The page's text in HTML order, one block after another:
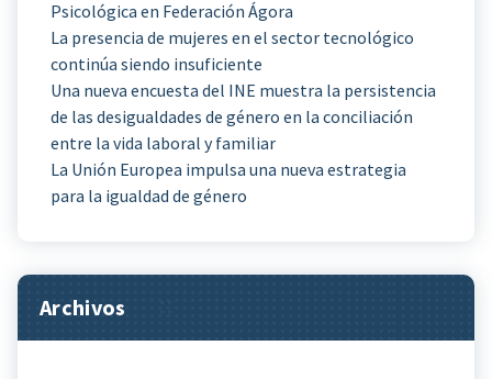
Psicológica en Federación Ágora
La presencia de mujeres en el sector tecnológico
continúa siendo insuficiente
Una nueva encuesta del INE muestra la persistencia
de las desigualdades de género en la conciliación
entre la vida laboral y familiar
La Unión Europea impulsa una nueva estrategia
para la igualdad de género
Archivos